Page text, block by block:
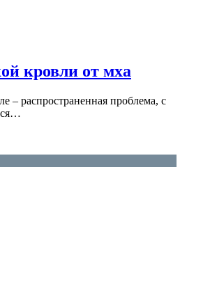
кровли от мха
– распространенная проблема, с